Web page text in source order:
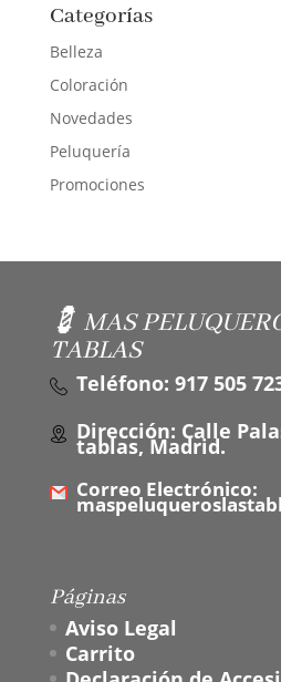
Categorías
Belleza
Coloración
Novedades
Peluquería
Promociones
💈 MAS
TABLAS
Teléfono: 917 505
Dirección: Calle
tablas, Madrid.
Correo Electrónico:
Páginas
Aviso Legal
Carrito